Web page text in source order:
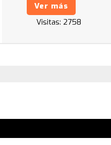
Ver más
Visitas: 2758